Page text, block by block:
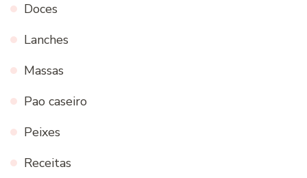
Doces
Lanches
Massas
Pao caseiro
Peixes
Receitas